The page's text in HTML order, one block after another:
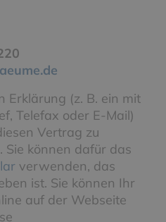
Erklärung (z. B. ein mit
Telefax oder E-Mail)
Vertrag zu
können dafür das
verwenden, das
ist. Sie können Ihr
auf der Webseite